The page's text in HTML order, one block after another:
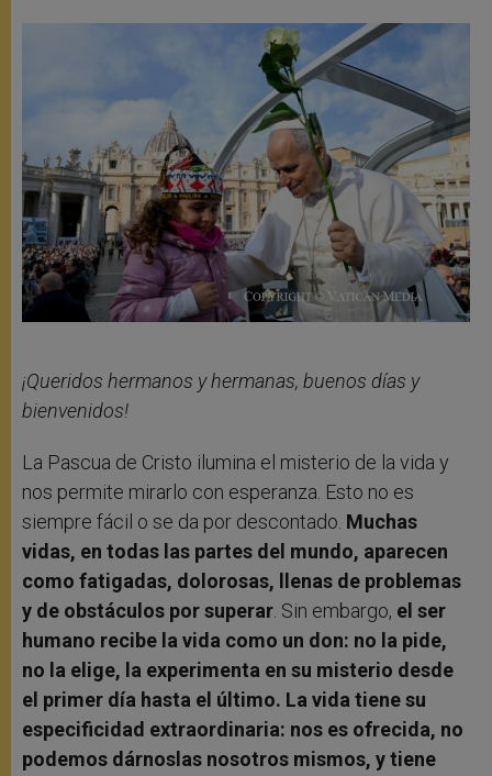
¡Queridos hermanos y hermanas, buenos días y
bienvenidos!
La Pascua de Cristo ilumina el misterio de la vida y
nos permite mirarlo con esperanza. Esto no es
siempre fácil o se da por descontado. Muchas
vidas, en todas las partes del mundo, aparecen
como fatigadas, dolorosas, llenas de problemas
y de obstáculos por superar . Sin embargo, el ser
humano recibe la vida como un don: no la pide,
no la elige, la experimenta en su misterio desde
el primer día hasta el último. La vida tiene su
especificidad extraordinaria: nos es ofrecida, no
podemos dárnoslas nosotros mismos, y tiene